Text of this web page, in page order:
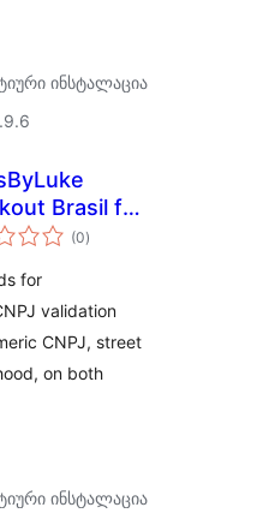
ინსტალაცია
Brasil for
(0საერთო
რეიტინგი
)
for
validation
CNPJ, street
on both
ინსტალაცია